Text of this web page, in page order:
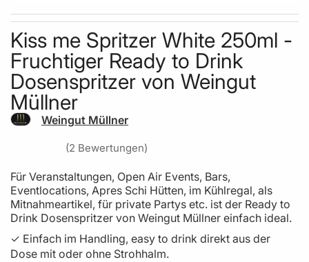
Skip to the beginning of the images gallery
Kiss me Spritzer White 250ml -
Fruchtiger Ready to Drink
Dosenspritzer von Weingut
Müllner
Weingut Müllner
2 Bewertungen
Für Veranstaltungen, Open Air Events, Bars,
Eventlocations, Apres Schi Hütten, im Kühlregal, als
Mitnahmeartikel, für private Partys etc. ist der Ready to
Drink Dosenspritzer von Weingut Müllner einfach ideal.
✓ Einfach im Handling, easy to drink direkt aus der
Dose mit oder ohne Strohhalm.